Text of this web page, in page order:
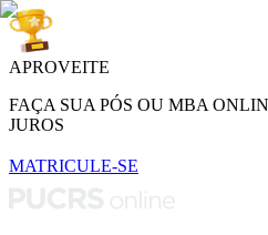
APROVEITE
FAÇA SUA PÓS OU MBA
JUROS
MATRICULE-SE